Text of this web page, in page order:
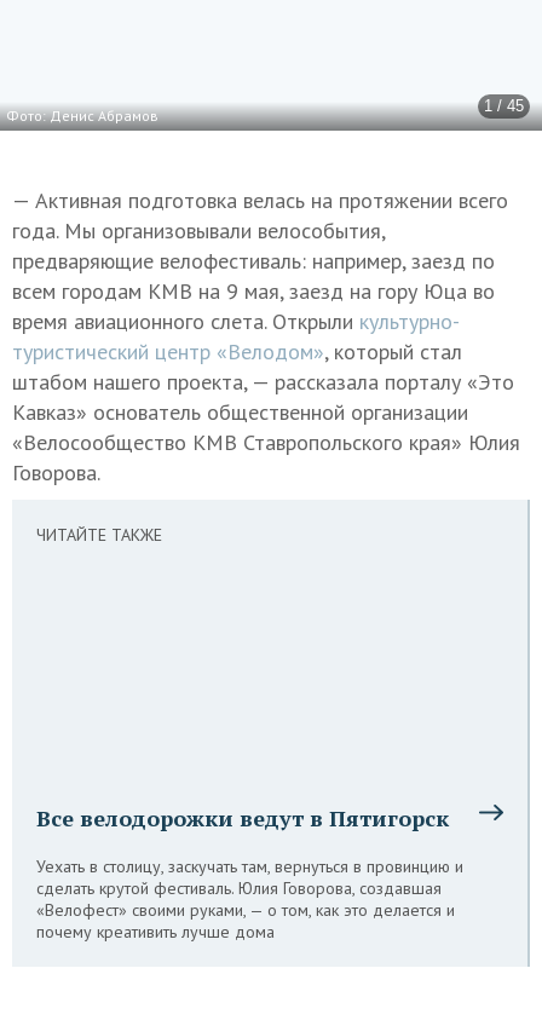
1 / 45
Фото: Денис Абрамов
— Активная подготовка велась на протяжении всего
года. Мы организовывали велособытия,
предваряющие велофестиваль: например, заезд по
всем городам КМВ на 9 мая, заезд на гору Юца во
время авиационного слета. Открыли культурно-
туристический центр «Велодом», который стал
штабом нашего проекта, — рассказала порталу «Это
Кавказ» основатель общественной организации
«Велосообщество КМВ Ставропольского края» Юлия
Говорова.
ЧИТАЙТЕ ТАКЖЕ
Все велодорожки ведут в Пятигорск
Уехать в столицу, заскучать там, вернуться в провинцию и
сделать крутой фестиваль. Юлия Говорова, создавшая
«Велофест» своими руками, — о том, как это делается и
почему креативить лучше дома